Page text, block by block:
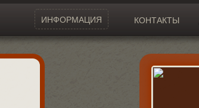
ИНФОРМАЦИЯ КОНТАКТЫ